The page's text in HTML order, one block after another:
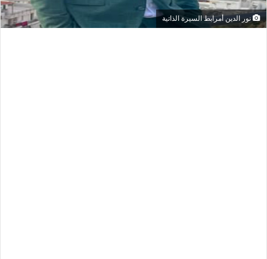
نور الدين أمرابط السيرة الذاتية